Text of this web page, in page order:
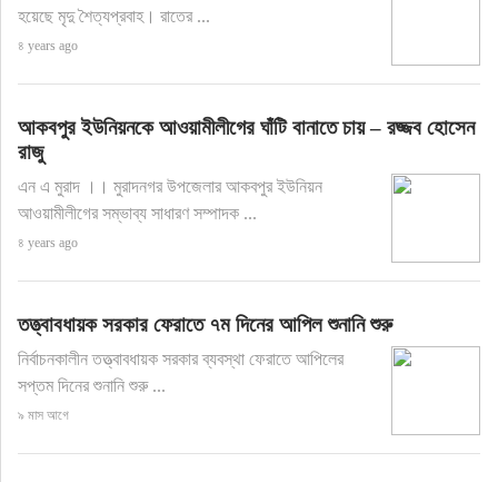
হয়েছে মৃদু শৈত্যপ্রবাহ। রাতের ...
৪ years ago
আকবপুর ইউনিয়নকে আওয়ামীলীগের ঘাঁটি বানাতে চায় – রজ্জব হোসেন
রাজু
এন এ মুরাদ ।। মুরাদনগর উপজেলার আকবপুর ইউনিয়ন
আওয়ামীলীগের সম্ভাব্য সাধারণ সম্পাদক ...
৪ years ago
তত্ত্বাবধায়ক সরকার ফেরাতে ৭ম দিনের আপিল শুনানি শুরু
নির্বাচনকালীন তত্ত্বাবধায়ক সরকার ব্যবস্থা ফেরাতে আপিলের
সপ্তম দিনের শুনানি শুরু ...
৯ মাস আগে